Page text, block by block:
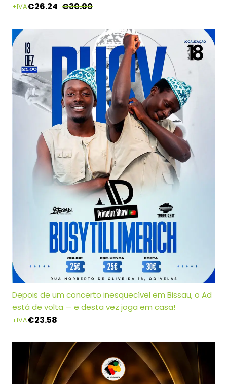
€30.00
O
Era:
€30.00.
€26.24
O
É:
€26.24.
+IVA
Depois de um concerto inesquecível em Bissau, o Ad
está de volta — e desta vez joga em casa!
€23.58
+IVA